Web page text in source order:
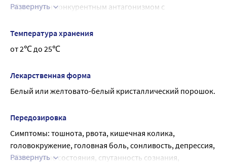
обусловлен конкурентным антагонизмом с
дигидроптероатсинтазы, нарушением синтеза
тетрагидрофолиевой кислоты, необходимой для
синтеза пуринов и пиримидинов.
грамотрицательных кокков, Escherichia coli, Shigella spp.,
Vibrio cholerae, Clostridium perfringens, Bacillus anthracis,
spp., Actinomyces israelii, Toxoplasma gondii.
При нанесении на кожу способствует быстрому
заживлению ран и эпителизации эрозий.
Развернуть
Температура хранения
от 2℃ до 25℃
Лекарственная форма
Белый или желтовато-белый кристаллический порошок.
Передозировка
Симптомы: тошнота, рвота, кишечная колика,
головокружение, головная боль, сонливость, депрессия,
обморочные состояния, спутанность сознания,
Развернуть